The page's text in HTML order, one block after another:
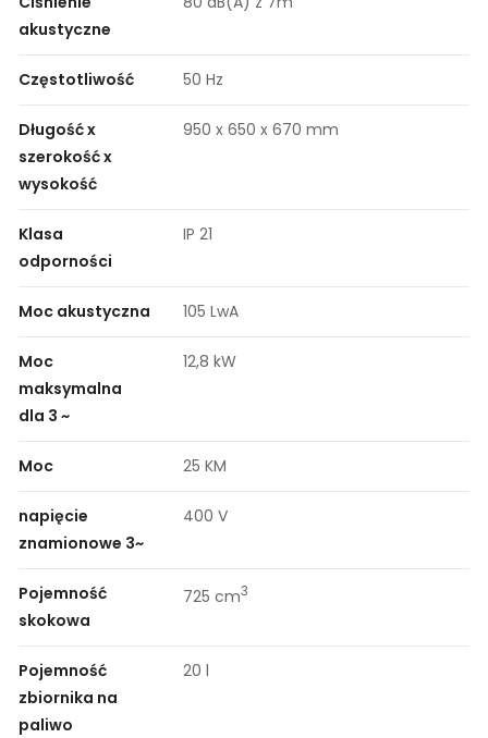
akustyczne
Częstotliwość 50 Hz
Długość x
szerokość x
wysokość
950 x 650 x 670 mm
Klasa
odporności
IP 21
Moc akustyczna 105 LwA
Moc
maksymalna
dla 3 ~
12,8 kW
Moc 25 KM
napięcie
znamionowe 3~
400 V
Pojemność
skokowa
725 cm3
Pojemność
zbiornika na
paliwo
20 l